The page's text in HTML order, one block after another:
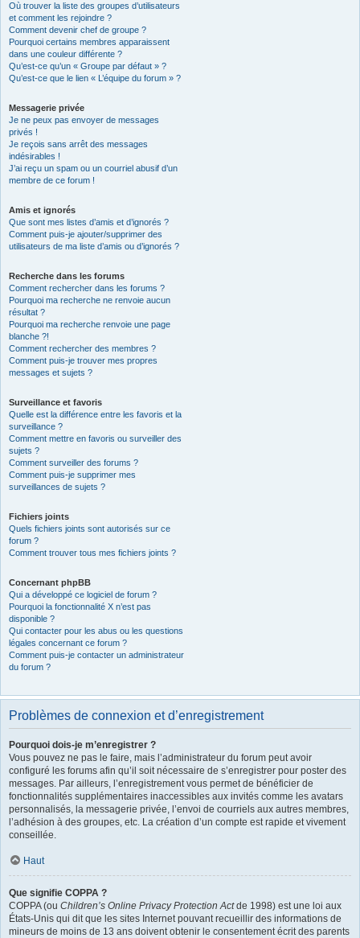
Où trouver la liste des groupes d’utilisateurs
et comment les rejoindre ?
Comment devenir chef de groupe ?
Pourquoi certains membres apparaissent
dans une couleur différente ?
Qu’est-ce qu’un « Groupe par défaut » ?
Qu’est-ce que le lien « L’équipe du forum » ?
Messagerie privée
Je ne peux pas envoyer de messages
privés !
Je reçois sans arrêt des messages
indésirables !
J’ai reçu un spam ou un courriel abusif d’un
membre de ce forum !
Amis et ignorés
Que sont mes listes d’amis et d’ignorés ?
Comment puis-je ajouter/supprimer des
utilisateurs de ma liste d’amis ou d’ignorés ?
Recherche dans les forums
Comment rechercher dans les forums ?
Pourquoi ma recherche ne renvoie aucun
résultat ?
Pourquoi ma recherche renvoie une page
blanche ?!
Comment rechercher des membres ?
Comment puis-je trouver mes propres
messages et sujets ?
Surveillance et favoris
Quelle est la différence entre les favoris et la
surveillance ?
Comment mettre en favoris ou surveiller des
sujets ?
Comment surveiller des forums ?
Comment puis-je supprimer mes
surveillances de sujets ?
Fichiers joints
Quels fichiers joints sont autorisés sur ce
forum ?
Comment trouver tous mes fichiers joints ?
Concernant phpBB
Qui a développé ce logiciel de forum ?
Pourquoi la fonctionnalité X n’est pas
disponible ?
Qui contacter pour les abus ou les questions
légales concernant ce forum ?
Comment puis-je contacter un administrateur
du forum ?
Problèmes de connexion et d’enregistrement
Pourquoi dois-je m’enregistrer ?
Vous pouvez ne pas le faire, mais l’administrateur du forum peut avoir
configuré les forums afin qu’il soit nécessaire de s’enregistrer pour poster des
messages. Par ailleurs, l’enregistrement vous permet de bénéficier de
fonctionnalités supplémentaires inaccessibles aux invités comme les avatars
personnalisés, la messagerie privée, l’envoi de courriels aux autres membres,
l’adhésion à des groupes, etc. La création d’un compte est rapide et vivement
conseillée.
Haut
Que signifie COPPA ?
COPPA (ou Children’s Online Privacy Protection Actde 1998) est une loi aux
États-Unis qui dit que les sites Internet pouvant recueillir des informations de
mineurs de moins de 13 ans doivent obtenir le consentement écrit des parents